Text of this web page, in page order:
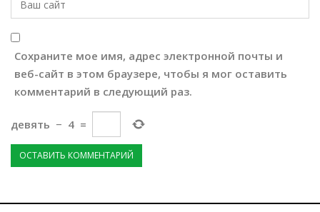
Сохраните мое имя, адрес электронной почты и
веб-сайт в этом браузере, чтобы я мог оставить
комментарий в следующий раз.
девять − 4 =